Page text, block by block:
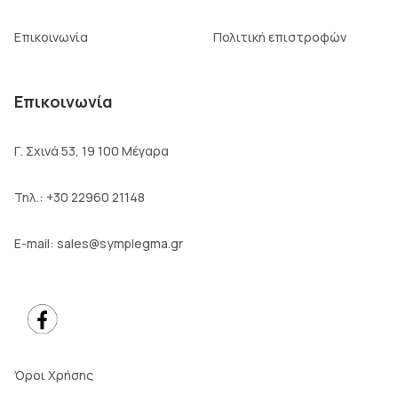
Επικοινωνία Πολιτική επιστροφών
Επικοινωνία
Γ. Σχινά 53, 19 100 Μέγαρα
Τηλ.: +30 22960 21148
E-mail: sales@symplegma.gr
Όροι Χρήσης